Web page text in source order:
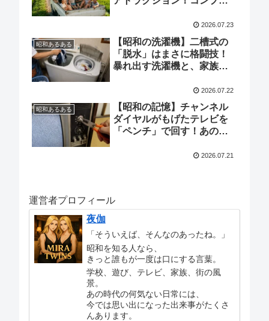
2026.07.23
昭和あるある
【昭和の洗濯機】二槽式の
「脱水」はまさに格闘技！
暴れ出す洗濯機と、家族で
2026.07.22
昭和あるある
【昭和の記憶】チャンネル
ダイヤルがもげたテレビを
「ペンチ」で回す！あの頃
ット・サバイバル術 2026.07.21
運営者プロフィール
夜伽
「そういえば、そんなのあったね。」
昭和を知る人なら、
きっと誰もが一度は口にする言葉。
学校、遊び、テレビ、家族、街の風
景。
あの時代の何気ない日常には、
今では思い出になった出来事がたくさ
んあります。